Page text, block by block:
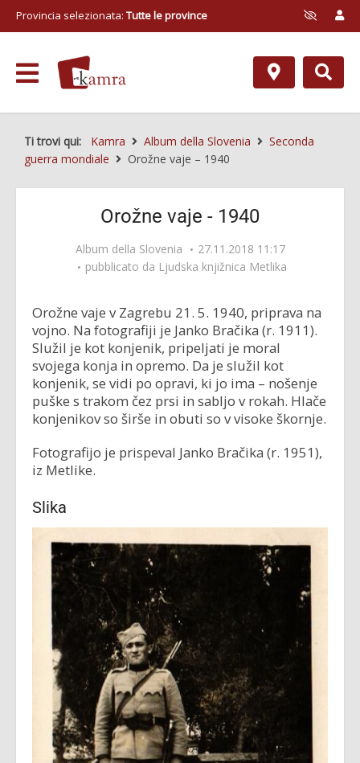
Provincia selezionata: Tutte le province
Ti trovi qui: Kamra Album della Slovenia
Seconda
guerra mondiale
Orožne vaje – 1940
Orožne vaje - 1940
Album della Slovenia
27.11.2018 11:17
pubblicato da Ljudska knjižnica Metlika
Orožne vaje v Zagrebu 21. 5. 1940, priprava na
vojno. Na fotografiji je Janko Bračika (r. 1911).
Služil je kot konjenik, pripeljati je moral
svojega konja in opremo. Da je služil kot
konjenik, se vidi po opravi, ki jo ima – nošenje
puške s trakom čez prsi in sabljo v rokah. Hlače
konjenikov so širše in obuti so v visoke škornje.
Fotografijo je prispeval Janko Bračika (r. 1951),
iz Metlike.
Slika